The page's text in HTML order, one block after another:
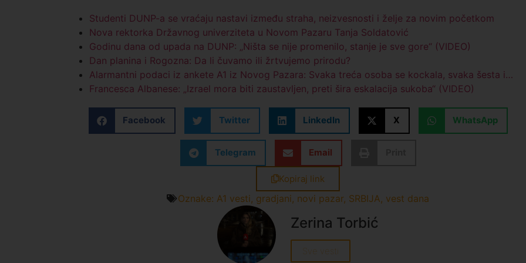
Studenti DUNP-a se vraćaju nastavi između straha, neizvesnosti i želje za novim početkom
Nova rektorka Državnog univerziteta u Novom Pazaru Tanja Soldatović
Godinu dana od upada na DUNP: „Ništa se nije promenilo, stanje je sve gore“ (VIDEO)
Dan planina i Rogozna: Da li čuvamo ili žrtvujemo prirodu?
Alarmantni podaci iz ankete A1 iz Novog Pazara: Svaka treća osoba se kockala, svaka šesta i…
Francesca Albanese: „Izrael mora biti zaustavljen, preti šira eskalacija sukoba“ (VIDEO)
Facebook Twitter LinkedIn X WhatsApp
Telegram Email
Kopiraj link
Oznake: A1 vesti, gradjani, novi pazar, SRBIJA, vest dana
Zerina Torbić
Sve vesti